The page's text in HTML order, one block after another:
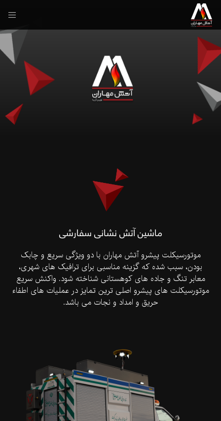
ماشین آتش نشانی سفارشی
موتورسیکلت پیشرو آتش مهاران با دو ویژگی سریع و چابک
بودن، سبب شده که گزینه مناسبی برای ترافیک های شهری،
معابر تنگ و جاده های کوهستانی شناخته شود. واکنش سریع
موتورسیکلت های پیشرو اصلی ترین تمایز در عملیات های اطفاء
حریق و امداد و نجات می باشد.